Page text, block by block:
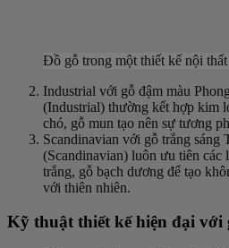
Đồ gỗ trong một thiết kế nội
Industrial với gỗ đậm màu
(Industrial) thường kết hợp kim
chó, gỗ mun tạo nên sự tương
Scandinavian với gỗ trắng sáng
(Scandinavian) luôn ưu tiên các
trắng, gỗ bạch dương để tạo
với thiên nhiên.
Kỹ thuật thiết kế hiện đại với